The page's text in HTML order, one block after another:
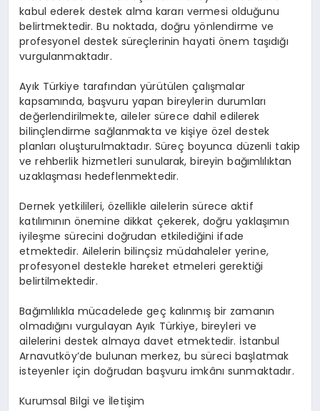
kabul ederek destek alma kararı vermesi olduğunu
belirtmektedir. Bu noktada, doğru yönlendirme ve
profesyonel destek süreçlerinin hayati önem taşıdığı
vurgulanmaktadır.
Ayık Türkiye tarafından yürütülen çalışmalar
kapsamında, başvuru yapan bireylerin durumları
değerlendirilmekte, aileler sürece dahil edilerek
bilinçlendirme sağlanmakta ve kişiye özel destek
planları oluşturulmaktadır. Süreç boyunca düzenli takip
ve rehberlik hizmetleri sunularak, bireyin bağımlılıktan
uzaklaşması hedeflenmektedir.
Dernek yetkilileri, özellikle ailelerin sürece aktif
katılımının önemine dikkat çekerek, doğru yaklaşımın
iyileşme sürecini doğrudan etkilediğini ifade
etmektedir. Ailelerin bilinçsiz müdahaleler yerine,
profesyonel destekle hareket etmeleri gerektiği
belirtilmektedir.
Bağımlılıkla mücadelede geç kalınmış bir zamanın
olmadığını vurgulayan Ayık Türkiye, bireyleri ve
ailelerini destek almaya davet etmektedir. İstanbul
Arnavutköy’de bulunan merkez, bu süreci başlatmak
isteyenler için doğrudan başvuru imkânı sunmaktadır.
Kurumsal Bilgi ve İletişim